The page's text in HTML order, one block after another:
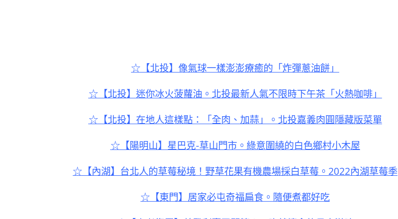
☆【北投】像氣球一樣澎澎療癒的「炸彈蔥油餅」
☆【北投】迷你冰火菠蘿油。北投最新人氣不限時下午茶「火熱咖啡」
☆【北投】在地人這樣點：「全肉、加蒜」。北投嘉義肉圓隱藏版菜單
☆【陽明山】星巴克-草山門市。綠意圍繞的白色鄉村小木屋
☆【內湖】台北人的草莓秘境！野草花果有機農場採白草莓。2022內湖草莓季
☆【東門】居家必屯奇福扁食。隨便煮都好吃